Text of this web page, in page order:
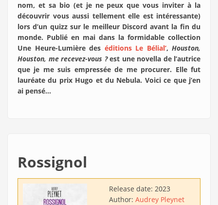
nom, et sa bio (et je ne peux que vous inviter à la
découvrir vous aussi tellement elle est intéressante)
lors d’un quizz sur le meilleur Discord avant la fin du
monde. Publié en mai dans la formidable collection
Une Heure-Lumière des éditions Le Bélial’, Houston,
Houston, me recevez-vous ?est une novella de l’autrice
que je me suis empressée de me procurer. Elle fut
lauréate du prix Hugo et du Nebula. Voici ce que j’en
ai pensé…
Rossignol
Release date: 2023
Author: Audrey Pleynet